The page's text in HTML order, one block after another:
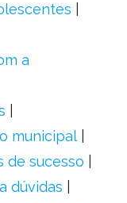
a
municipal
de sucesso
dúvidas